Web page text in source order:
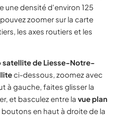
une densité d'environ 125
zoomer sur la carte
les axes routiers et les
satellite de Liesse-Notre-
ci-dessous, zoomez avec
à gauche, faites glisser la
et basculez entre la vue plan
boutons en haut à droite de la